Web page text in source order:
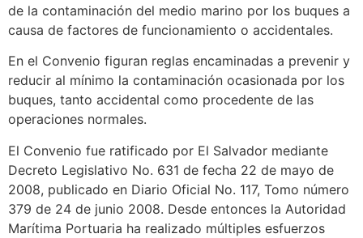
de la contaminación del medio marino por los buques a
causa de factores de funcionamiento o accidentales.
En el Convenio figuran reglas encaminadas a prevenir y
reducir al mínimo la contaminación ocasionada por los
buques, tanto accidental como procedente de las
operaciones normales.
El Convenio fue ratificado por El Salvador mediante
Decreto Legislativo No. 631 de fecha 22 de mayo de
2008, publicado en Diario Oficial No. 117, Tomo número
379 de 24 de junio 2008. Desde entonces la Autoridad
Marítima Portuaria ha realizado múltiples esfuerzos